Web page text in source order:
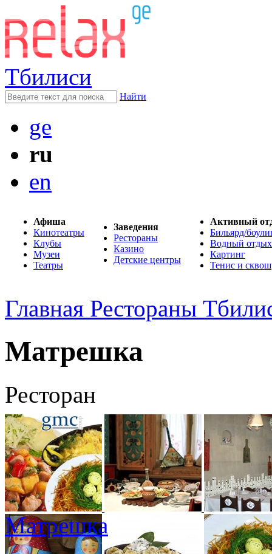
Тбилиси
Найти
ge
ru
en
Афиша
Кинотеатры
Клубы
Музеи
Театры
Заведения
Рестораны
Казино
Детские центры
Активный
Бильярд/
Водный отдых
Картинг
Тенис и сквош
Главная Рестораны
Матрешка
Ресторан
Матрешка